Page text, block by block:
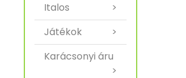
Italos
>
Játékok
>
Karácsonyi áru
>